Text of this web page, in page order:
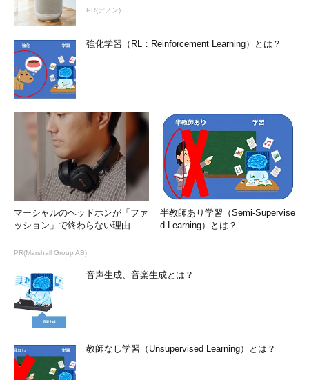
PR(デノン)
強化学習（RL：Reinforcement Learning）とは？
マーシャルのヘッドホンが「ファ
ッション」で終わらない理由
PR(Marshall Group AB)
半教師あり学習（Semi-Supervise
d Learning）とは？
音声生成、音楽生成とは？
教師なし学習（Unsupervised Learning）とは？